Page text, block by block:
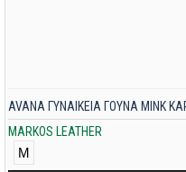
MARKOS LEATHER
M